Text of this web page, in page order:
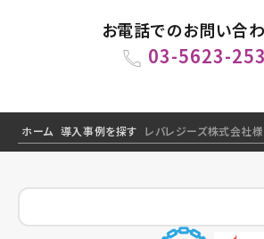
お電話でのお問い合
03-5623-
ホーム 導入事例を探す レバレジーズ株式会社様